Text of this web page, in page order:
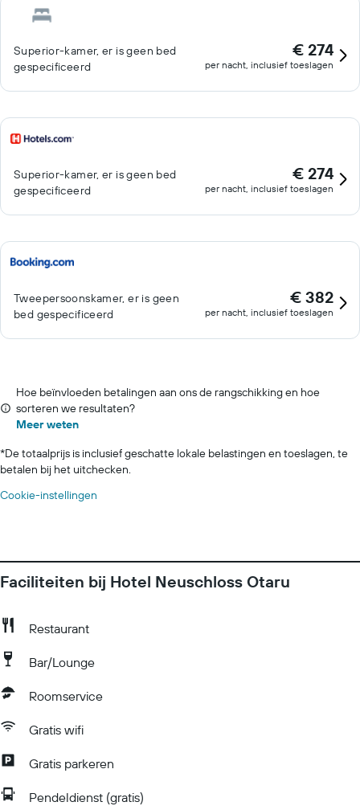
Superior-kamer, er is geen bed
gespecificeerd
€ 274
per nacht, inclusief toeslagen
Superior-kamer, er is geen bed
gespecificeerd
€ 274
per nacht, inclusief toeslagen
Tweepersoonskamer, er is geen
bed gespecificeerd
€ 382
per nacht, inclusief toeslagen
Hoe beïnvloeden betalingen aan ons de rangschikking en hoe
sorteren we resultaten?
Meer weten
*De totaalprijs is inclusief geschatte lokale belastingen en toeslagen, te
betalen bij het uitchecken.
Cookie-instellingen
Faciliteiten bij Hotel Neuschloss Otaru
Restaurant
Bar/Lounge
Roomservice
Gratis wifi
Gratis parkeren
Pendeldienst (gratis)